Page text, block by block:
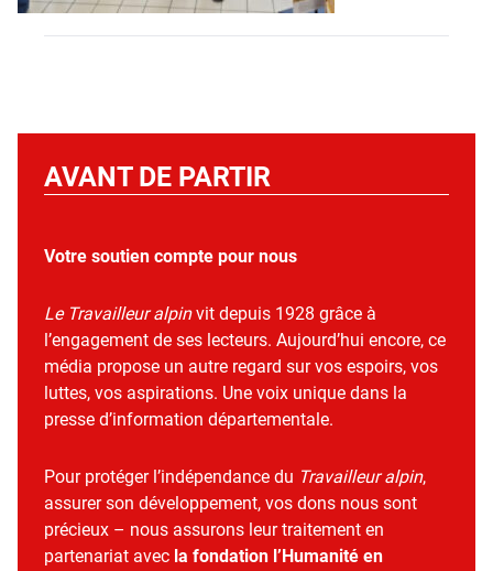
AVANT DE PARTIR
Votre soutien compte pour nous
Le Travailleur alpinvit depuis 1928 grâce à
l’engagement de ses lecteurs. Aujourd’hui encore, ce
média propose un autre regard sur vos espoirs, vos
luttes, vos aspirations. Une voix unique dans la
presse d’information départementale.
Pour protéger l’indépendance du Travailleur alpin,
assurer son développement, vos dons nous sont
précieux – nous assurons leur traitement en
partenariat avec la fondation l’Humanité en